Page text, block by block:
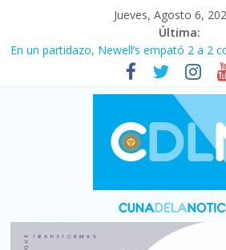
Jueves, Agosto 6,
Última:
En un partidazo, Newell’s empató 2 a 2
Vacaciones de invierno con más
turístico: 4,6 millones de personas
Fuerte caída de la venta de autos
Central venció 1 a 0 al River de Coudet
Pullaro mejora sus relaciones con el